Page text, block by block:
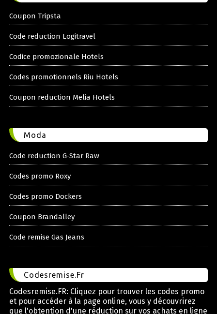
Coupon Tripsta
Code reduction Logitravel
Codice promozionale Hotels
Codes promotionnels Riu Hotels
Coupon reduction Melia Hotels
Moda
Code reduction G-Star Raw
Codes promo Roxy
Codes promo Dockers
Coupon Brandalley
Code remise Gas Jeans
Codesremise.Fr
Codesremise.FR: Cliquez pour trouver les codes promo
et pour accéder à la page online, vous y découvrirez
que l'obtention d'une réduction sur vos achats en ligne